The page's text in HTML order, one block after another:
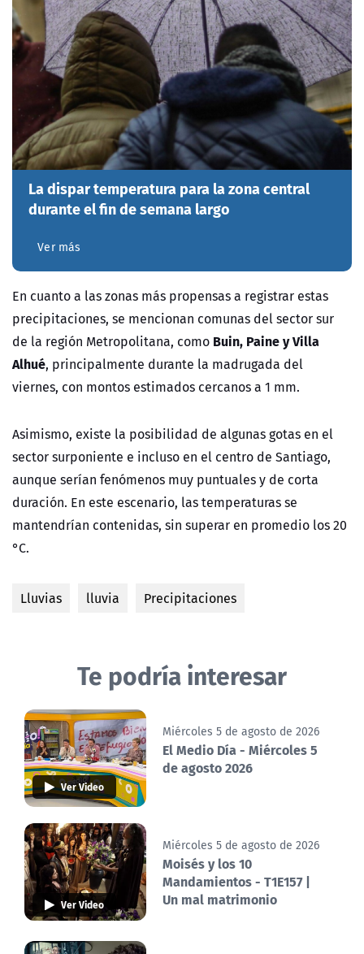
La dispar temperatura para la zona central
durante el fin de semana largo
Ver más
En cuanto a las zonas más propensas a registrar estas
precipitaciones, se mencionan comunas del sector sur
de la región Metropolitana, como Buin, Paine y Villa
Alhué, principalmente durante la madrugada del
viernes, con montos estimados cercanos a 1 mm.
Asimismo, existe la posibilidad de algunas gotas en el
sector surponiente e incluso en el centro de Santiago,
aunque serían fenómenos muy puntuales y de corta
duración. En este escenario, las temperaturas se
mantendrían contenidas, sin superar en promedio los 20
°C.
Lluvias lluvia Precipitaciones
Te podría interesar
Ver Video
Miércoles 5 de agosto de 2026
El Medio Día - Miércoles 5
de agosto 2026
Ver Video
Miércoles 5 de agosto de 2026
Moisés y los 10
Mandamientos - T1E157 |
Un mal matrimonio